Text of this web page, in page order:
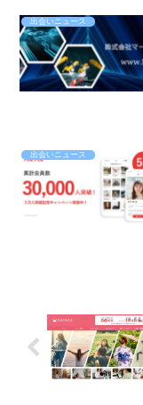
出会いニュース
出会いニュース